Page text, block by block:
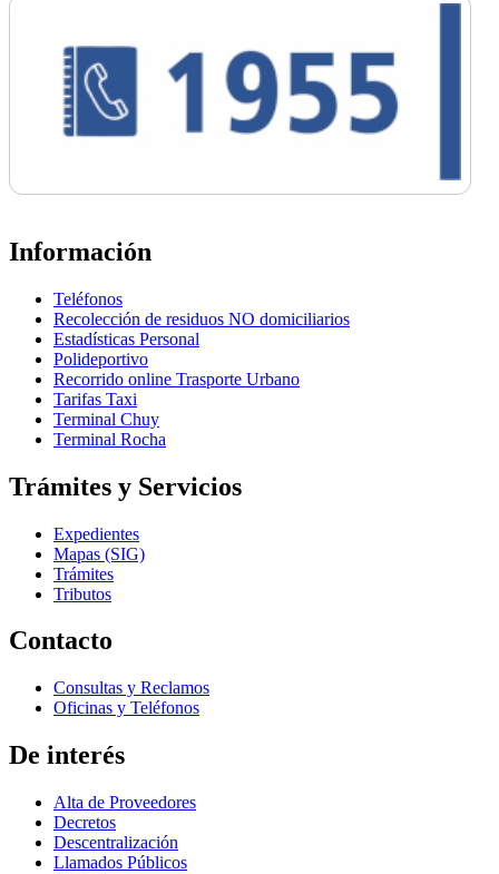
Información
Teléfonos
Recolección de residuos NO domiciliarios
Estadísticas Personal
Polideportivo
Recorrido online Trasporte Urbano
Tarifas Taxi
Terminal Chuy
Terminal Rocha
Trámites y Servicios
Expedientes
Mapas (SIG)
Trámites
Tributos
Contacto
Consultas y Reclamos
Oficinas y Teléfonos
De interés
Alta de Proveedores
Decretos
Descentralización
Llamados Públicos